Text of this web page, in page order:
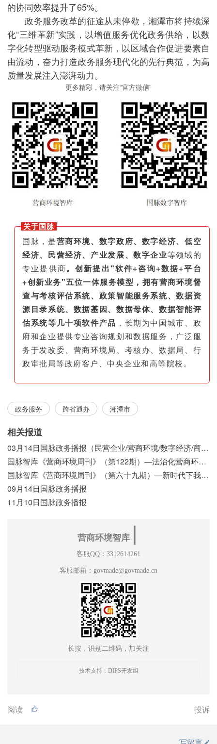
的协同效率提升了65%。
政务服务改革的征途从未停歇，湘潭市将持续深
化“三维革新”实践，以增值服务优化政务供给，以数
字化转型驱动服务模式革新，以区域合作促进要素自
由流动，奋力打造政务服务现代化的先行典范，为高
质量发展注入澎湃动力。
更多精彩，请关注“官方微信”
关于国脉
国脉，是营商环境、数字政府、数字经济、低空
经济、民营经济、产业发展、数字企业等领域的
专业提供商。创新提出"软件+咨询+数据+平台
+创新业务"五位一体服务模型，拥有营商环境督
查与考核评估系统、政策智能服务系统、数据资
源目录系统、数据基因、数据母体、数据智能评
估系统等几十项软件产品 ，长期为中国城市、政
府和企业提供专业咨询规划和数据服务，广泛服
务于发改委、营商环境局、考核办、数据局、行
政审批局等政府客户、中央企业和高等院校。
政务服务 跨省通办 湘潭市
相关报道
03月14日国脉政务播报（民营企业/营商环境/数字经济/商事制度改革）
国脉智库《营商环境周刊》（第122期）—法治化营商环境视域下我国行政执法公示制度浅析
国脉智库《营商环境周刊》（第六十九期）—新时代下我国营商环境标准体系构建初探
09月14日国脉政务播报
11月10日国脉政务播报
营商环境智库
客服QQ：3312614261
客服邮箱：govmade@govmade.cn
长按，识别二维码，加关注
技术支持：DIPS开发组
阅读 投诉